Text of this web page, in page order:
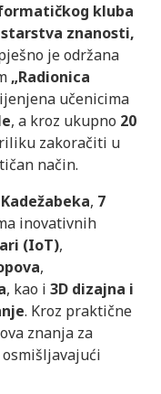
kluba
znanosti,
je održana
„Radionica
učenicima
, a kroz ukupno 20
zakoračiti u
način.
, 7
inovativnih
(IoT),
,
, kao i3D dizajna i
. Kroz praktične
znanja za